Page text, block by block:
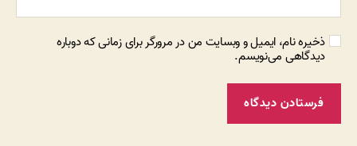
ذخیره نام، ایمیل و وبسایت من در مرورگر برای زمانی که دوباره
دیدگاهی می‌نویسم.